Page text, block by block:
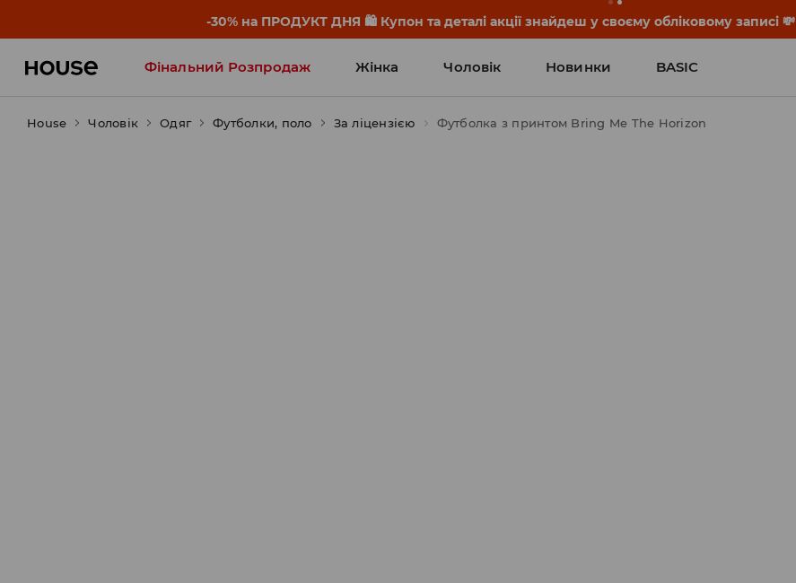
-30% на ПРОДУКТ ДНЯ 🛍️ Купон та деталі акції знайдеш у своєму обліковому записі 💸
Фінальний Розпродаж Жінка Чоловік Новинки BASIC
Influencers' Faves
House Чоловік Одяг Футболки, поло За ліцензією Футболка з принтом Bring Me The Horizon